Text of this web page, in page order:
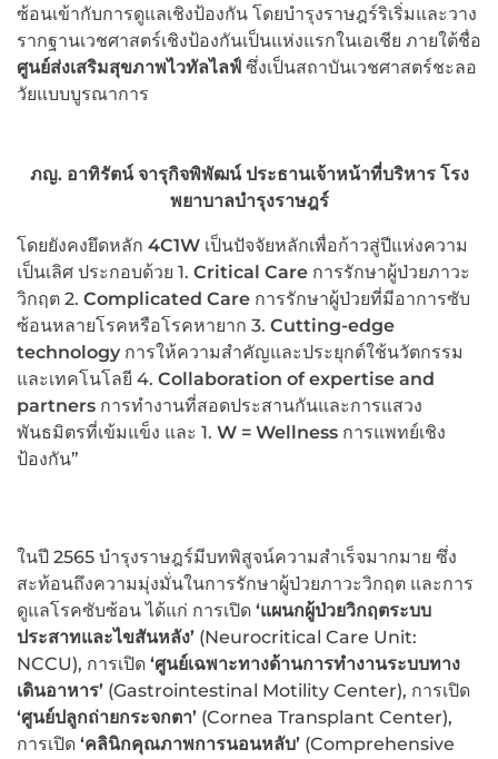
ซ้อนเข้ากับการดูแลเชิงป้องกัน โดยบำรุงราษฎร์ริเริ่มและวาง
รากฐานเวชศาสตร์เชิงป้องกันเป็นแห่งแรกในเอเชีย ภายใต้ชื่อ
ศูนย์ส่งเสริมสุขภาพไวทัลไลฟ์ ซึ่งเป็นสถาบันเวชศาสตร์ชะลอ
วัยแบบบูรณาการ
ภญ. อาทิรัตน์ จารุกิจพิพัฒน์ ประธานเจ้าหน้าที่บริหาร โรง
พยาบาลบำรุงราษฎร์
โดยยังคงยึดหลัก 4C1W เป็นปัจจัยหลักเพื่อก้าวสู่ปีแห่งความ
เป็นเลิศ ประกอบด้วย 1. Critical Care การรักษาผู้ป่วยภาวะ
วิกฤต 2. Complicated Care การรักษาผู้ป่วยที่มีอาการซับ
ซ้อนหลายโรคหรือโรคหายาก 3. Cutting-edge
technology การให้ความสำคัญและประยุกต์ใช้นวัตกรรม
และเทคโนโลยี 4. Collaboration of expertise and
partners การทำงานที่สอดประสานกันและการแสวง
พันธมิตรที่เข้มแข็ง และ 1. W = Wellness การแพทย์เชิง
ป้องกัน”
ในปี 2565 บำรุงราษฎร์มีบทพิสูจน์ความสำเร็จมากมาย ซึ่ง
สะท้อนถึงความมุ่งมั่นในการรักษาผู้ป่วยภาวะวิกฤต และการ
ดูแลโรคซับซ้อน ได้แก่ การเปิด ‘แผนกผู้ป่วยวิกฤตระบบ
ประสาทและไขสันหลัง’ (Neurocritical Care Unit:
NCCU), การเปิด ‘ศูนย์เฉพาะทางด้านการทำงานระบบทาง
เดินอาหาร’ (Gastrointestinal Motility Center), การเปิด
‘ศูนย์ปลูกถ่ายกระจกตา’ (Cornea Transplant Center),
การเปิด ‘คลินิกคุณภาพการนอนหลับ’ (Comprehensive